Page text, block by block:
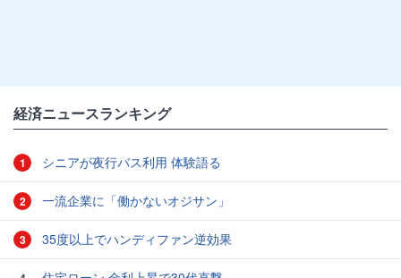
経済ニュースランキング
1 シニアが夜行バス利用 体験語る
2 一流企業に「働かないオジサン」
3 35度以上でハンディファン逆効果